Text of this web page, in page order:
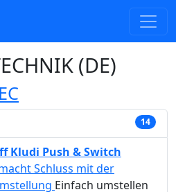
(DE)
14
Kludi Push & Switch
Schluss mit der
Einfach umstellen